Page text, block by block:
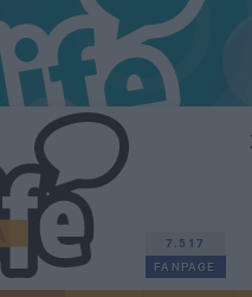
7.517
FANPAGE